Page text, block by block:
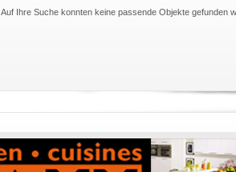
Auf Ihre Suche konnten keine passende Objekte gefunden